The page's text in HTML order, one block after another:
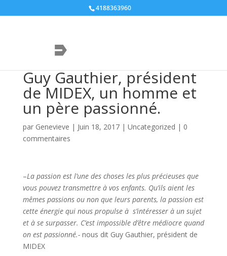
4188363960
Guy Gauthier, président
de MIDEX, un homme et
un père passionné.
par Genevieve | Juin 18, 2017| Uncategorized | 0
commentaires
–La passion est l’une des choses les plus précieuses que
vous pouvez transmettre à vos enfants. Qu’ils aient les
mêmes passions ou non que leurs parents, la passion est
cette énergie qui nous propulse à s’intéresser à un sujet
et à se surpasser. C’est impossible d’être médiocre quand
on est passionné.-nous dit Guy Gauthier, président de
MIDEX